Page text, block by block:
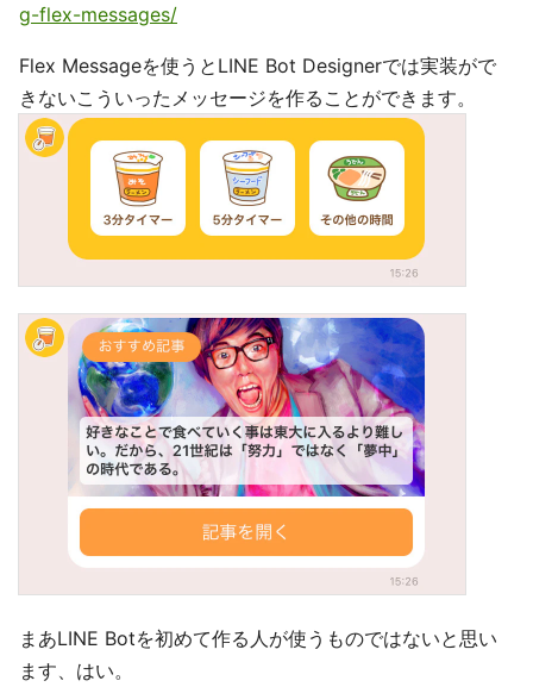
g-flex-messages/
Flex Messageを使うとLINE Bot Designerでは実装がで
きないこういったメッセージを作ることができます。
まあLINE Botを初めて作る人が使うものではないと思い
ます、はい。